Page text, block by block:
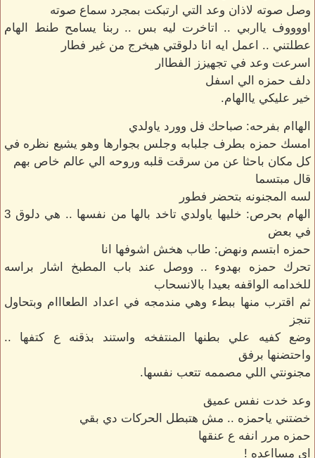
وصل صوته لاذان وعد التي ارتبكت بمجرد سماع صوته
اووووف يااربي .. اتاخرت ليه بس .. ربنا يسامح طنط الهام
عطلتني .. اعمل ايه انا دلوقتي هيخرج من غير فطار
اسرعت وعد في تجهيزز الفطاار
دلف حمزه الي اسفل
خير عليكي ياالهام.
الهاام بفرحه: صباحك فل وورد ياولدي
امسك حمزه بطرف جلبابه وجلس بجوارها وهو يشيع نظره في
كل مكان باحثا عن من سرقت قلبه وروحه الي عالم خاص بهم
قال مبتسما
لسه المجنونه بتحضر فطور
الهام بحرص: خليها ياولدي تاخد بالها من نفسها .. هي دلوق 3
في بعض
حمزه ابتسم ونهض: طاب هخش اشوفها انا
تحرك حمزه بهدوء .. ووصل عند باب المطبخ اشار براسه
للخدامه الواقفه بعيدا بالانسحاب
ثم اقترب منها ببطء وهي مندمجه في اعداد الطعااام وبتحاول
تنجز
وضع كفيه علي بطنها المنتفخه واستند بذقنه ع كتفها ..
واحتضنها برفق
مجنونتي اللي مصممه تتعب نفسها.
وعد خدت نفس عميق
خضتني ياحمزه .. مش هتبطل الحركات دي بقي
حمزه مرر انفه ع عنقها
اي مسااعده !